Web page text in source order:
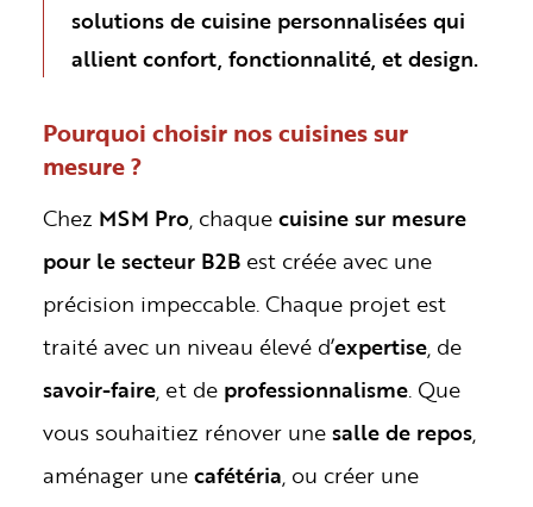
solutions de cuisine personnalisées qui
allient confort, fonctionnalité, et design.
Pourquoi choisir nos cuisines sur
mesure ?
Chez MSM Pro, chaquecuisine sur mesure
pour le secteur B2B est créée avec une
précision impeccable. Chaque projet est
traité avec un niveau élevé d’expertise, de
savoir-faire, et de professionnalisme. Que
vous souhaitiez rénover unesalle de repos,
aménager unecafétéria, ou créer une